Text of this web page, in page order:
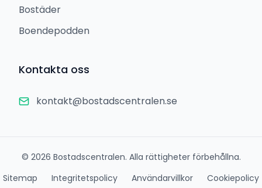
Bostäder
Boendepodden
Kontakta oss
kontakt@bostadscentralen.se
© 2026 Bostadscentralen. Alla rättigheter förbehållna.
Sitemap
Integritetspolicy Användarvillkor Cookiepolicy